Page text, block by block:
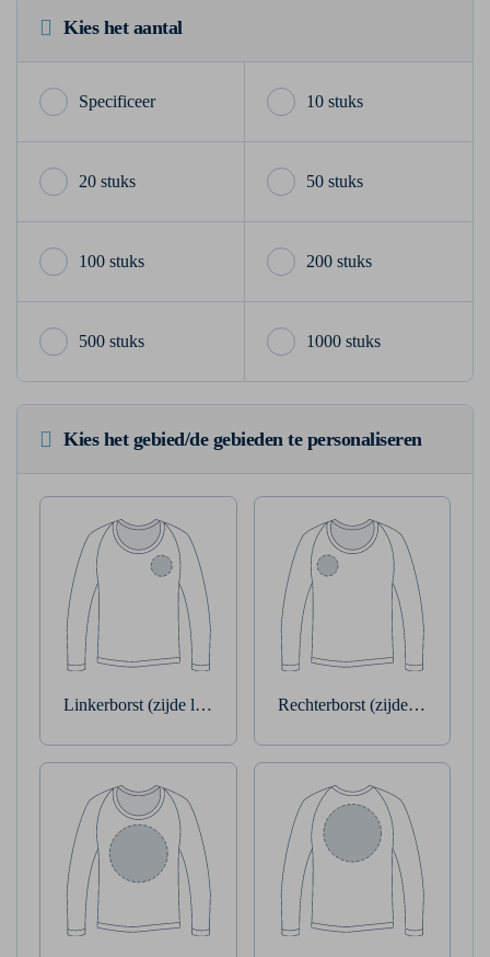
Kies het aantal
10 stuks
20 stuks 50 stuks
100 stuks 200 stuks
500 stuks 1000 stuks
Kies het gebied/de gebieden te personaliseren
Linkerborst (zijde linkerarm) Rechterborst (zijde